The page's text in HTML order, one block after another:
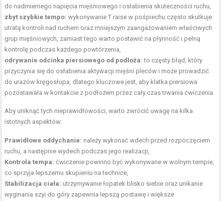
do nadmiernego napięcia mięśniowego i osłabienia skuteczności ruchu,
zbyt szybkie tempo: wykonywanie T raise w pośpiechu często skutkuje
utratą kontroli nad ruchem oraz mniejszym zaangażowaniem właściwych
grup mięśniowych, zamiast tego warto postawić na płynność i pełną
kontrolę podczas każdego powtórzenia,
odrywanie odcinka piersiowego od podłoża: to częsty błąd, który
przyczynia się do osłabienia aktywacji mięśni pleców i może prowadzić
do urazów kręgosłupa, dlatego kluczowe jest, aby klatka piersiowa
pozostawała w kontakcie z podłożem przez cały czas trwania ćwiczenia.
Aby uniknąć tych nieprawidłowości, warto zwrócić uwagę na kilka
istotnych aspektów:
Prawidłowe oddychanie: należy wykonać wdech przed rozpoczęciem
ruchu, a następnie wydech podczas jego realizacji,
Kontrola tempa: ćwiczenie powinno być wykonywane w wolnym tempie,
co sprzyja lepszemu skupieniu na technice,
Stabilizacja ciała: utrzymywanie łopatek blisko siebie oraz unikanie
wyginania szyi do góry zapewnia lepszą postawę i większe